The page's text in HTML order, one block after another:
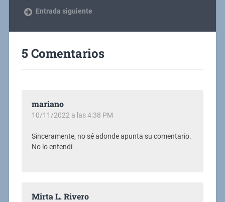
Entrada siguiente
5 Comentarios
mariano
10/11/2022 a las 4:38 PM
Sinceramente, no sé adonde apunta su comentario.
No lo entendí
Mirta L. Rivero